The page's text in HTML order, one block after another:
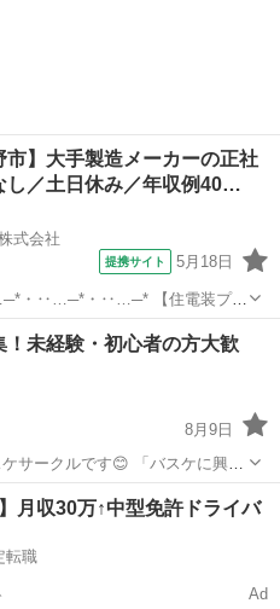
市】大手製造メーカーの正社
し／土日休み／年収例40…
式会社
提携サイト 5月18日
・‥…─*・‥…─* 【住電装プラ
の情報を伝達する重要な役割を果
線の分岐や接続を担うコネクタの
！未経験・初心者の方大歓
8月9日
サークルです😊 「バスケに興味
ケットボール バスケ
月収30万↑中型免許ドライバ
転職
Ad